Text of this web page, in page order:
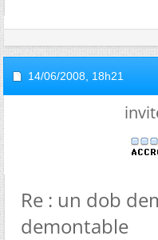
14/06/2008, 18h21
Re : un dob
demontable